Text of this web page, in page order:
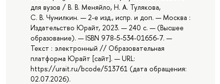
для вузов / В. В. Меняйло, Н. А. Тулякова,
С. В. Чумилкин. — 2-е изд., испр. и доп. — Москва :
Издательство Юрайт, 2023. — 240 с. — (Высшее
образование). — ISBN 978-5-534-01656-7. —
Текст : электронный // Образовательная
платформа Юрайт [сайт]. — URL:
https://urait.ru/bcode/513761 (дата обращения:
02.07.2026).